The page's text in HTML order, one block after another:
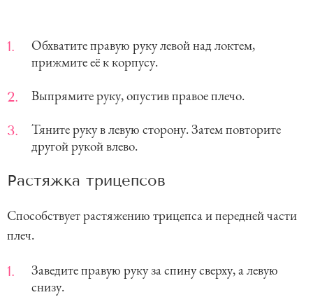
Обхватите правую руку левой над локтем,
прижмите её к корпусу.
Выпрямите руку, опустив правое плечо.
Тяните руку в левую сторону. Затем повторите
другой рукой влево.
Растяжка трицепсов
Способствует растяжению трицепса и передней части
плеч.
Заведите правую руку за спину сверху, а левую
снизу.